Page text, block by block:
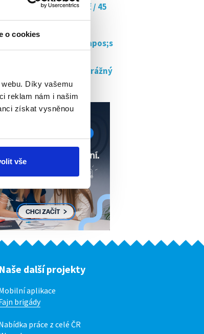
o cookies
Díky vašemu
reklam nám i našim
získat vysněnou
vše
s námi až za 350 kč / 45
ostrahy retail, strážný
Naše další projekty
aplikace
brigády
práce z celé ČR